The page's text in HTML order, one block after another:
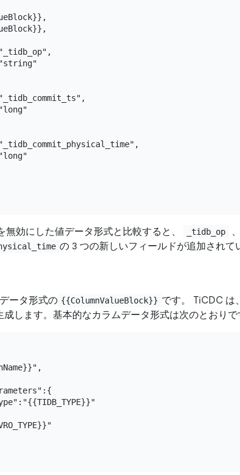
無効にした値データ形式と比較すると、 _tidb_op 、
の 3 つの新しいフィールドが追加されて
ータ形式の {{ColumnValueBlock}} です。 TiCDC は
します。基本的なカラムデータ形式は次のとおりで